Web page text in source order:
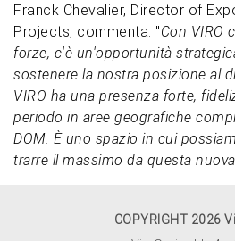
Franck Chevalier, Director of
Projects, commenta: "Con VIRO
forze, c'è un'opportunità
sostenere la nostra posizione al
VIRO ha una presenza forte,
periodo in aree geografiche
DOM. È uno spazio in cui
trarre il massimo da questa
COPYRIGHT 2026